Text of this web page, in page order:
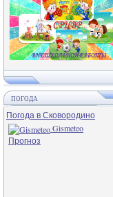
ПОГОДА
Погода в Сковородино
Gismeteo
Прогноз